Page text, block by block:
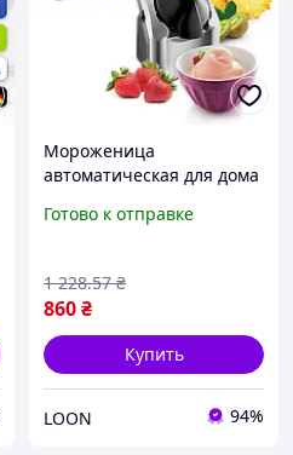
Мороженица
автоматическая для дома
мороженица
Готово к отправке
860₴
1 228.57 ₴
Купить
LOON 94%